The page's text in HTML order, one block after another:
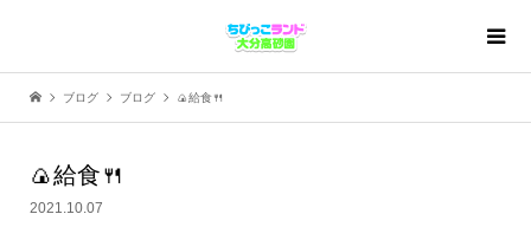
ブログ ブログ 🍙給食🍴
🍙給食🍴
2021.10.07